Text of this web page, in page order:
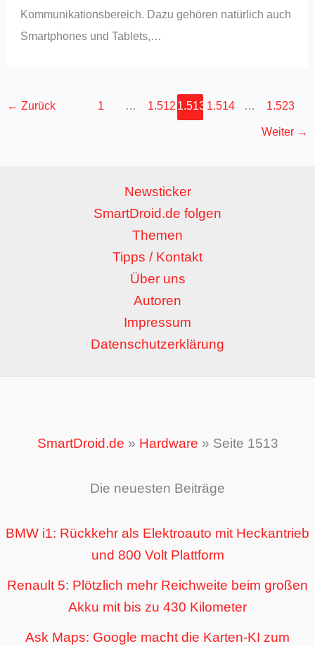
Kommunikationsbereich. Dazu gehören natürlich auch
Smartphones und Tablets,…
← Zurück 1 … 1.512 1.513 1.514 … 1.523
Weiter →
Newsticker
SmartDroid.de folgen
Themen
Tipps / Kontakt
Über uns
Autoren
Impressum
Datenschutzerklärung
SmartDroid.de » Hardware » Seite 1513
Die neuesten Beiträge
BMW i1: Rückkehr als Elektroauto mit Heckantrieb
und 800 Volt Plattform
Renault 5: Plötzlich mehr Reichweite beim großen
Akku mit bis zu 430 Kilometer
Ask Maps: Google macht die Karten-KI zum